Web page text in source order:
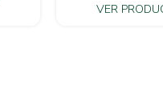
VER